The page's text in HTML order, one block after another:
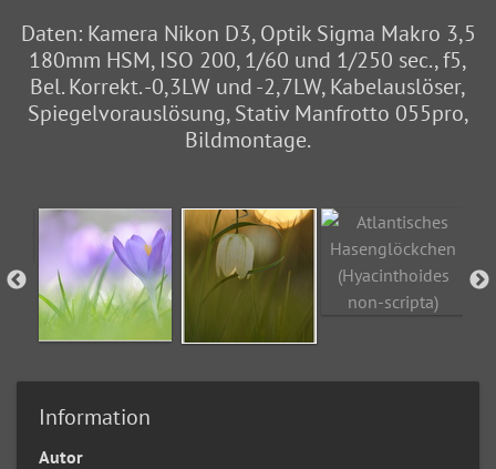
Daten: Kamera Nikon D3, Optik Sigma Makro 3,5
180mm HSM, ISO 200, 1/60 und 1/250 sec., f5,
Bel. Korrekt. -0,3LW und -2,7LW, Kabelauslöser,
Spiegelvorauslösung, Stativ Manfrotto 055pro,
Bildmontage.
Information
Autor